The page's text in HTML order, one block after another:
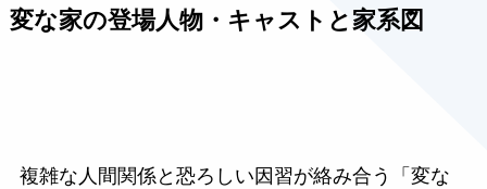
変な家の登場人物・キャストと家系図
複雑な人間関係と恐ろしい因習が絡み合う「変な